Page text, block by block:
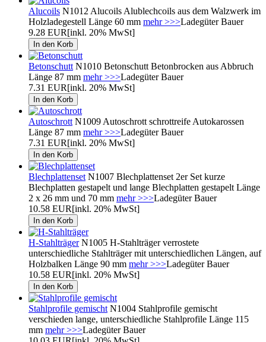
Alucoils N1012 Alucoils Alublechcoils aus dem Walzwerk im
Holzladegestell Länge 60 mm mehr >>>Ladegüter Bauer
9.28 EUR[inkl. 20% MwSt]
Betonschutt N1010 Betonschutt Betonbrocken aus Abbruch
Länge 87 mm mehr >>>Ladegüter Bauer
7.31 EUR[inkl. 20% MwSt]
Autoschrott N1009 Autoschrott schrottreife Autokarossen
Länge 87 mm mehr >>>Ladegüter Bauer
7.31 EUR[inkl. 20% MwSt]
Blechplattenset N1007 Blechplattenset 2er Set kurze
Blechplatten gestapelt und lange Blechplatten gestapelt Länge
2 x 26 mm und 70 mm mehr >>>Ladegüter Bauer
10.58 EUR[inkl. 20% MwSt]
H-StahlträgerN1005 H-Stahlträger verrostete
unterschiedliche Stahlträger mit unterschiedlichen Längen, auf
Holzbalken Länge 90 mm mehr >>>Ladegüter Bauer
10.58 EUR[inkl. 20% MwSt]
Stahlprofile gemischt N1004 Stahlprofile gemischt
verschieden lange, unterschiedliche Stahlprofile Länge 115
mm mehr >>>Ladegüter Bauer